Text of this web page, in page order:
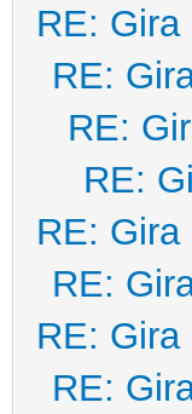
RE: Gira
RE:
RE:
RE:
RE: Gira
RE:
RE: Gira
RE: